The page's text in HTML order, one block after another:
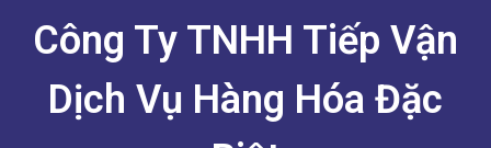
Công Ty TNHH Tiếp Vận
Dịch Vụ Hàng Hóa Đặc